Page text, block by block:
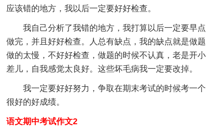
应该错的地方，我以后一定要好好检查。
我自己分析了我错的地方，我打算以后一定要早点
做完，并且好好检查。人总有缺点，我的缺点就是做题
做的太慢，不好好检查，做题的时候不认真，老是开小
差儿，自我感觉太良好。这些坏毛病我一定要改掉。
我一定要好好努力，争取在期末考试的时候考一个
很好的好成绩。
语文期中考试作文2